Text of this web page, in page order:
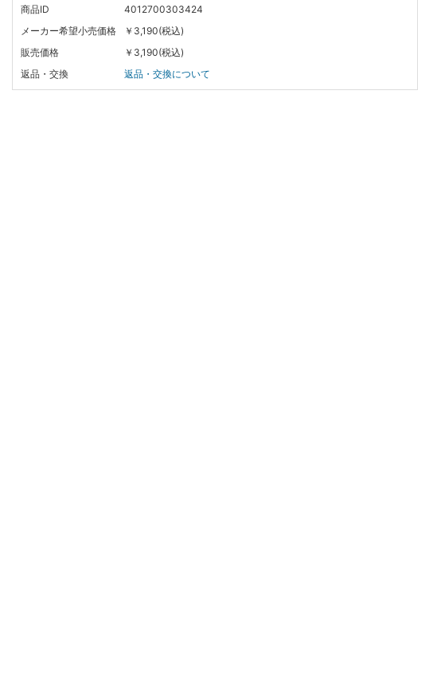
商品ID
4012700303424
メーカー希望小売価格
￥3,190(税込)
販売価格
￥3,190(税込)
返品・交換
返品・交換について